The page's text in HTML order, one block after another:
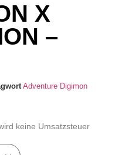
X
–
Adventure Digimon